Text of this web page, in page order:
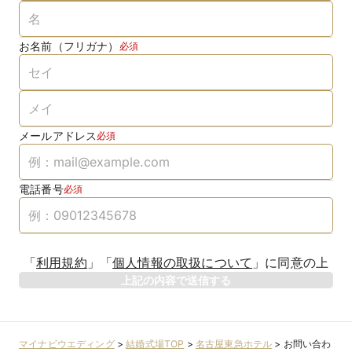
お名前（フリガナ） 必須
メールアドレス 必須
電話番号必須
「利用規約 」 「個人情報の取扱について 」 に同意の上
上記の内容で送信する
マイナビウエディング>結婚式場TOP > 名古屋東急ホテル > お問い合わ